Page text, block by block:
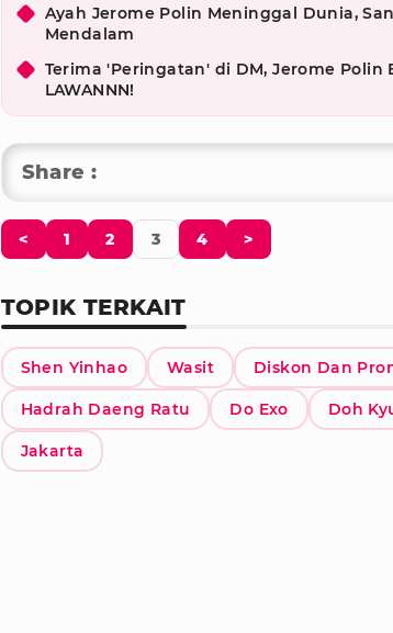
Ayah Jerome Polin Meninggal Dunia,
Mendalam
Terima 'Peringatan' di DM, Jerome Polin
LAWANNN!
Share :
< 1 2 3 4 >
TOPIK TERKAIT
Shen Yinhao Wasit Diskon Dan
Hadrah Daeng Ratu Do Exo Doh
Jakarta